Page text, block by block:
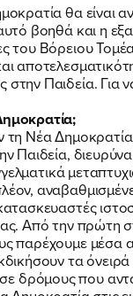
θα είναι
βοηθά και η
του Βόρειου
Παιδεία. Για
Νέα
Παιδεία,
Από την πρώτη
παρέχουμε μέσα
τα
που